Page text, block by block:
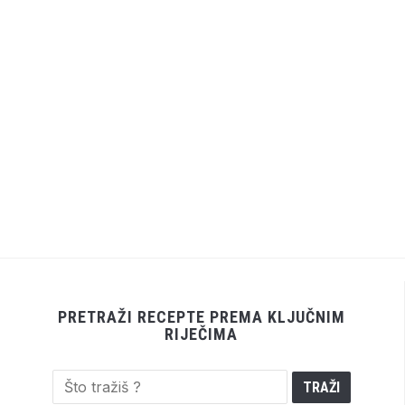
PRETRAŽI RECEPTE PREMA KLJUČNIM
RIJEČIMA